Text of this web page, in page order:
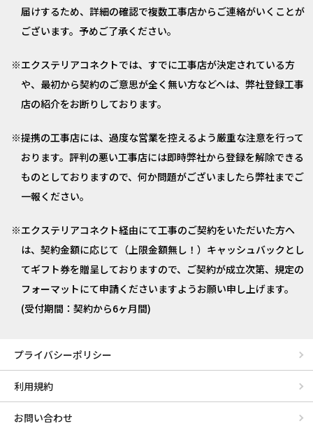
届けするため、詳細の確認で複数工事店からご連絡がいくことが
ございます。予めご了承ください。
エクステリアコネクトでは、すでに工事店が決定されている方
や、最初から契約のご意思が全く無い方などへは、弊社登録工事
店の紹介をお断りしております。
提携の工事店には、過度な営業を控えるよう厳重な注意を行って
おります。評判の悪い工事店には即時弊社から登録を解除できる
ものとしておりますので、何か問題がございましたら弊社までご
一報ください。
エクステリアコネクト経由にて工事のご契約をいただいた方へ
は、契約金額に応じて（上限金額無し！）キャッシュバックとし
てギフト券を贈呈しておりますので、ご契約が成立次第、規定の
フォーマットにて申請くださいますようお願い申し上げます。
(受付期間：契約から6ヶ月間)
プライバシーポリシー
利用規約
お問い合わせ